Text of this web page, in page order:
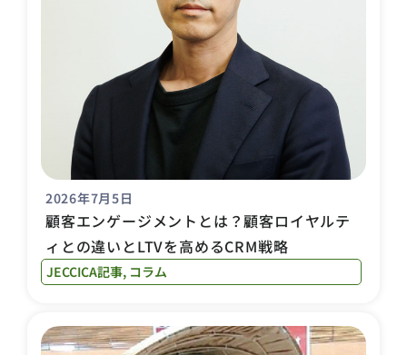
2026年7月5日
顧客エンゲージメントとは？顧客ロイヤルテ
ィとの違いとLTVを高めるCRM戦略
JECCICA記事, コラム